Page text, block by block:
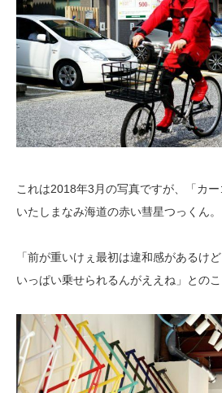
これは2018年3月の写真ですが、「カ
いたしまなみ海道の赤い彗星つっくん。
「前が重いけぇ最初は違和感があるけ
いっぱい乗せられるんがええね」とのこ